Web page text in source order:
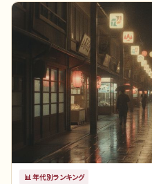
📊年代別ランキング